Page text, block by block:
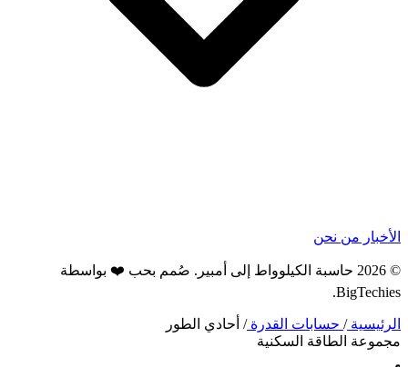
الأخبار من نحن
© 2026 حاسبة الكيلوواط إلى أمبير. صُمم بحب ❤️ بواسطة
BigTechies
.
الرئيسية/ حسابات القدرة/ أحادي الطور
مجموعة الطاقة السكنية